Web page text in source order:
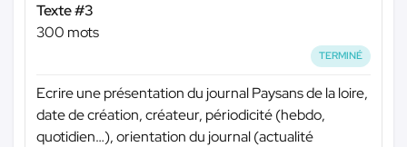
Texte #3
300 mots
TERMINÉ
Ecrire une présentation du journal Paysans de la loire,
date de création, créateur, périodicité (hebdo,
quotidien…), orientation du journal (actualité